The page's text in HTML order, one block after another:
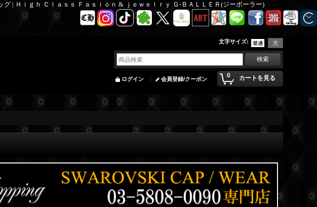
| Ｈｉｇｈ Ｃｌａｓｓ Ｆａｓｉｏｎ & ｊｅｗｅｌｒｙ Ｇ-ＢＡＬＬＥＲ(ジーボーラー)
文字サイズ:
0 カートを見る
ログイン 会員登録/クーポン